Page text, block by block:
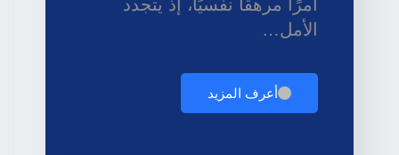
أمرًا مرهقًا نفسيًا، إذ يتجدد
الأمل…
أعرف المزيد